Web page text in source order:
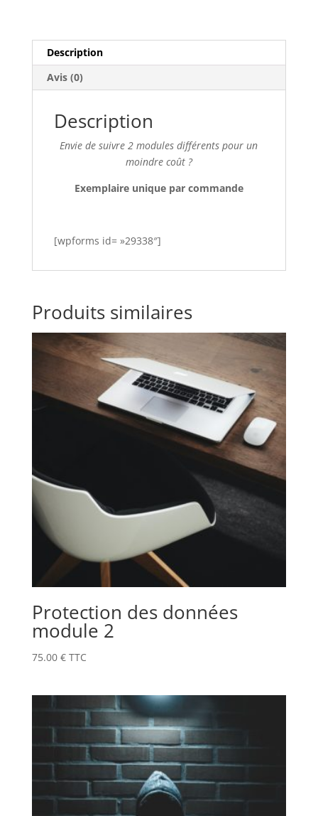
t
v
e
Description
Avis (0)
Description
Envie de suivre 2 modules différents pour un
moindre coût ?
Exemplaire unique par commande
[wpforms id= »29338″]
Produits similaires
Protection des données
module 2
75.00 € TTC